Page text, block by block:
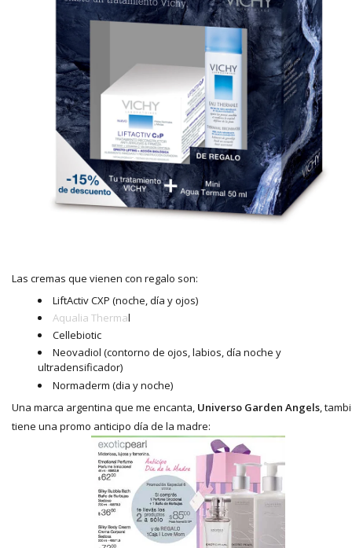
Las cremas que vienen con regalo son:
LiftActiv CXP (noche, día y ojos)
Aqualia Thermal
Cellebiotic
Neovadiol (contorno de ojos, labios, día noche y
ultradensificador)
Normaderm (dia y noche)
Una marca argentina que me encanta, Universo Garden Angels,
tiene una promo anticipo día de la madre: